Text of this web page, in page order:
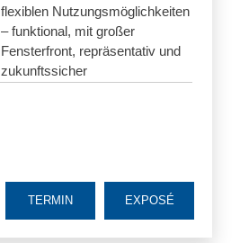
flexiblen Nutzungsmöglichkeiten
– funktional, mit großer
Fensterfront, repräsentativ und
zukunftssicher
EXPOSÉ
TERMIN